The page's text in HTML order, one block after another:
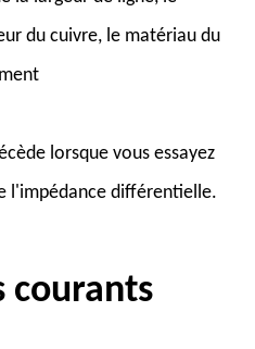
du cuivre, le matériau du
lorsque vous essayez
l'impédance différentielle.
courants